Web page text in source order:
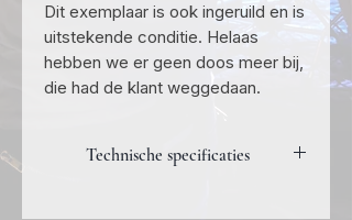
Dit exemplaar is ook ingeruild en is
uitstekende conditie. Helaas
hebben we er geen doos meer bij,
die had de klant weggedaan.
Technische specificaties